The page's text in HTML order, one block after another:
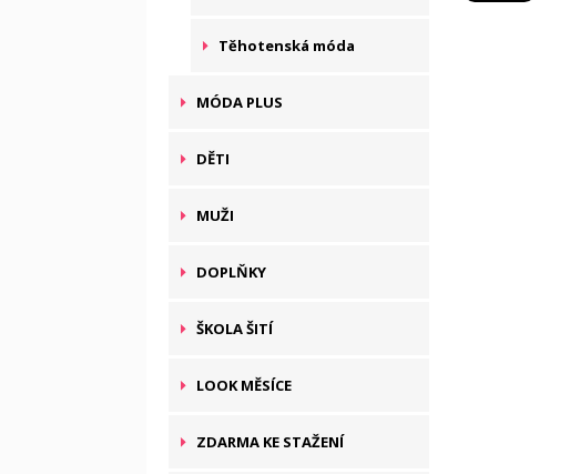
Těhotenská móda
MÓDA PLUS
DĚTI
MUŽI
DOPLŇKY
ŠKOLA ŠITÍ
LOOK MĚSÍCE
ZDARMA KE STAŽENÍ